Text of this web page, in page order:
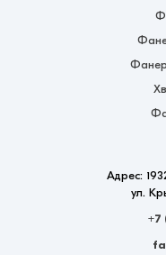
Адрес:
ул.
+7